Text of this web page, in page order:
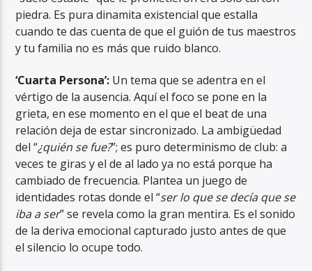
piedra. Es pura dinamita existencial que estalla
cuando te das cuenta de que el guión de tus maestros
y tu familia no es más que ruido blanco.
‘Cuarta Persona’: Un tema que se adentra en el
vértigo de la ausencia. Aquí el foco se pone en la
grieta, en ese momento en el que el beat de una
relación deja de estar sincronizado. La ambigüedad
del “¿quién se fue?”; es puro determinismo de club: a
veces te giras y el de al lado ya no está porque ha
cambiado de frecuencia. Plantea un juego de
identidades rotas donde el “ser lo que se decía que se
iba a ser” se revela como la gran mentira. Es el sonido
de la deriva emocional capturado justo antes de que
el silencio lo ocupe todo.